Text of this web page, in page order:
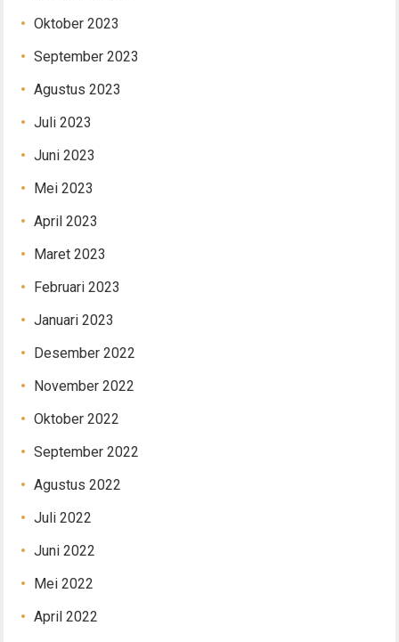
Oktober 2023
September 2023
Agustus 2023
Juli 2023
Juni 2023
Mei 2023
April 2023
Maret 2023
Februari 2023
Januari 2023
Desember 2022
November 2022
Oktober 2022
September 2022
Agustus 2022
Juli 2022
Juni 2022
Mei 2022
April 2022